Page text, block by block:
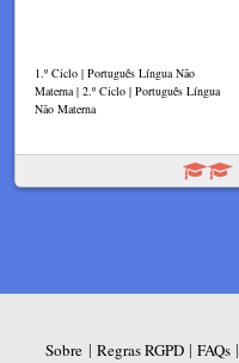
1.º Ciclo | Português Língua Não
Materna | 2.º Ciclo | Português Língua
Não Materna
Sobre | Regras RGPD| FAQs|